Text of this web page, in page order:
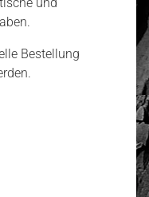
und
Bestellung